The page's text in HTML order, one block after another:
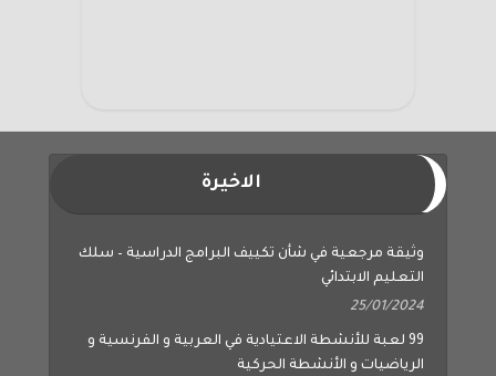
الاخيرة
وثيقة مرجعية في شأن تكييف البرامج الدراسية – سلك
التعليم الابتدائي
25/01/2024
99 لعبة للأنشطة الاعتيادية في العربية و الفرنسية و
الرياضيات و الأنشطة الحركية